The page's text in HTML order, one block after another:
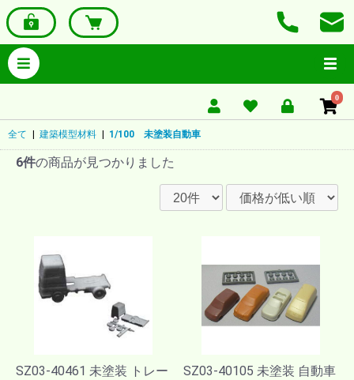
0
全て 建築模型材料 1/100 未塗装自動車
6件の商品が見つかりました
SZ03-40461 未塗装 トレー
SZ03-40105 未塗装 自動車